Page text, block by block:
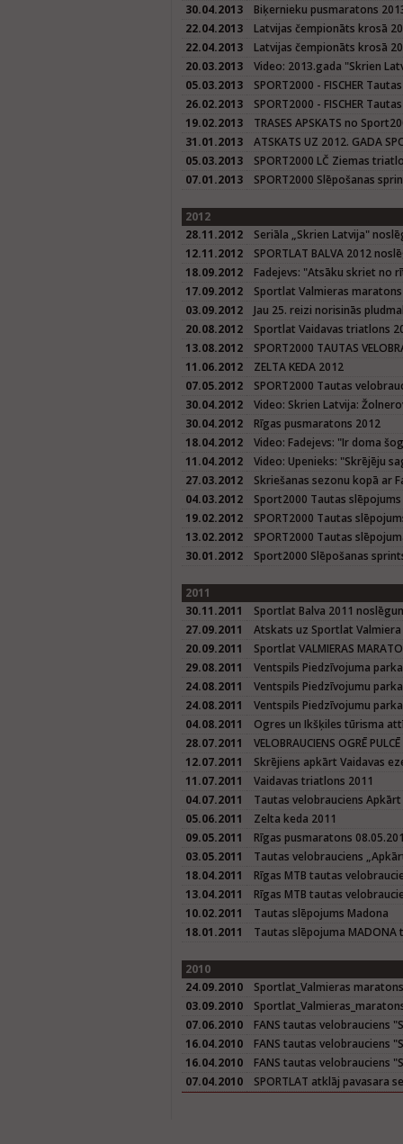
30.04.2013
Biķernieku pusmaratons
22.04.2013
Latvijas čempionāts krosā
22.04.2013
Latvijas čempionāts krosā
20.03.2013
Video: 2013.gada "Skrien
05.03.2013
SPORT2000 - FISCHER
26.02.2013
SPORT2000 - FISCHER
19.02.2013
TRASES APSKATS no
31.01.2013
ATSKATS UZ 2012. GADA
05.03.2013
SPORT2000 LČ Ziemas
07.01.2013
SPORT2000 Slēpošanas
2012
28.11.2012
Seriāla „Skrien Latvija"
12.11.2012
SPORTLAT BALVA 2012
18.09.2012
Fadejevs: "Atsāku skriet no
17.09.2012
Sportlat Valmieras
03.09.2012
Jau 25. reizi norisinās
20.08.2012
Sportlat Vaidavas triatlons
13.08.2012
SPORT2000 TAUTAS
11.06.2012
ZELTA KEDA 2012
07.05.2012
SPORT2000 Tautas
30.04.2012
Video: Skrien Latvija:
30.04.2012
Rīgas pusmaratons 2012
18.04.2012
Video: Fadejevs: "Ir doma
11.04.2012
Video: Upenieks: "Skrējēju
27.03.2012
Skriešanas sezonu kopā ar
04.03.2012
Sport2000 Tautas
19.02.2012
SPORT2000 Tautas
13.02.2012
SPORT2000 Tautas
30.01.2012
Sport2000 Slēpošanas
2011
30.11.2011
Sportlat Balva 2011
27.09.2011
Atskats uz Sportlat
20.09.2011
Sportlat VALMIERAS
29.08.2011
Ventspils Piedzīvojuma
24.08.2011
Ventspils Piedzīvojumu
24.08.2011
Ventspils Piedzīvojumu
04.08.2011
Ogres un Ikšķiles tūrisma
28.07.2011
VELOBRAUCIENS OGRĒ
12.07.2011
Skrējiens apkārt Vaidavas
11.07.2011
Vaidavas triatlons 2011
04.07.2011
Tautas velobrauciens
05.06.2011
Zelta keda 2011
09.05.2011
Rīgas pusmaratons
03.05.2011
Tautas velobrauciens
18.04.2011
Rīgas MTB tautas
13.04.2011
Rīgas MTB tautas
10.02.2011
Tautas slēpojums Madona
18.01.2011
Tautas slēpojuma
2010
24.09.2010
Sportlat_Valmieras
03.09.2010
07.06.2010
FANS tautas velobrauciens
16.04.2010
FANS tautas velobrauciens
16.04.2010
FANS tautas velobrauciens
07.04.2010
SPORTLAT atklāj pavasara